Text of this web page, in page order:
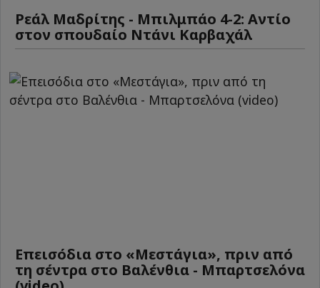
Ρεάλ Μαδρίτης - Μπιλμπάο 4-2: Αντίο
στον σπουδαίο Ντάνι Καρβαχάλ
Επεισόδια στο «Μεστάγια», πριν από
τη σέντρα στο Βαλένθια - Μπαρτσελόνα